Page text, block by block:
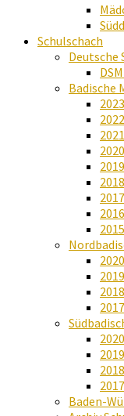
Schulschach
Deutsche
Badische
2023
2022
2021
2020
2019
2018
2017
2016
2015
2020
2019
2018
2017
2020
2019
2018
2017
Baden-